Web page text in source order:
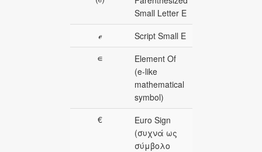
Small Letter E
ℯ
Script Small E
∊
Element Of
(e-like
mathematical
symbol)
€
Euro Sign
(συχνά ως
σύμβολο